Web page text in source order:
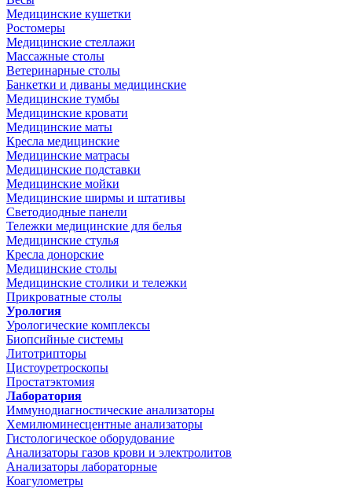
Медицинские кушетки
Ростомеры
Медицинские стеллажи
Массажные столы
Ветеринарные столы
Банкетки и диваны медицинские
Медицинские тумбы
Медицинские кровати
Медицинские маты
Кресла медицинские
Медицинские матрасы
Медицинские подставки
Медицинские мойки
Медицинские ширмы и штативы
Светодиодные панели
Тележки медицинские для белья
Медицинские стулья
Кресла донорские
Медицинские столы
Медицинские столики и тележки
Прикроватные столы
Урология
Урологические комплексы
Биопсийные системы
Литотрипторы
Цистоуретроскопы
Простатэктомия
Лаборатория
Иммунодиагностические анализаторы
Хемилюминесцентные анализаторы
Гистологическое оборудование
Анализаторы газов крови и электролитов
Анализаторы лабораторные
Коагулометры